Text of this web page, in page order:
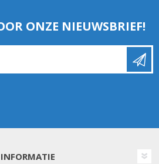
ONZE NIEUWSBRIEF!
INFORMATIE